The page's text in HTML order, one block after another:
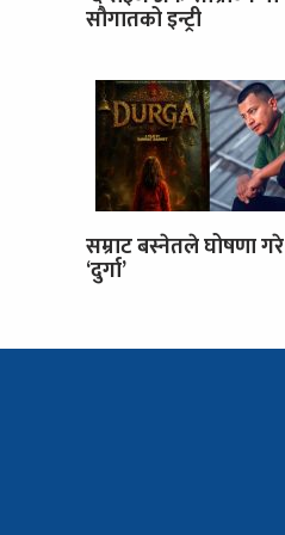
सौगातको इन्ट्री
सम्राट बस्नेतले घोषणा गरे
‘दुर्गा’